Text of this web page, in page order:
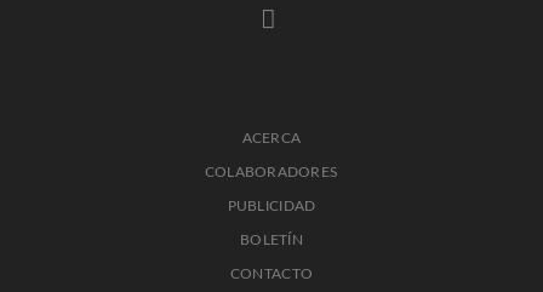
ACERCA
COLABORADORES
PUBLICIDAD
BOLETÍN
CONTACTO